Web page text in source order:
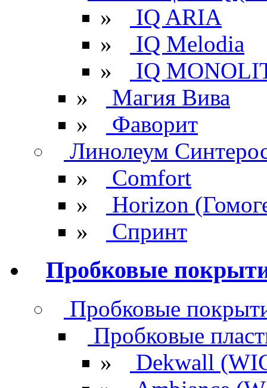
»
IQ ARIA
»
IQ Melodia
»
IQ
»
Магия Вива
»
Фаворит
Линолеум
»
Comfort
»
Horizon
»
Спринт
Пробковые
Пробковые
Пробковые
»
Dekwall